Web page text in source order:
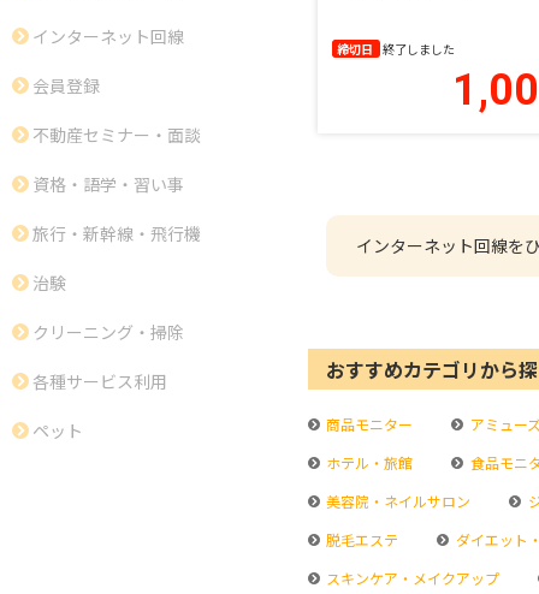
インターネット回線
会員登録
不動産セミナー・面談
資格・語学・習い事
旅行・新幹線・飛行機
治験
クリーニング・掃除
各種サービス利用
ペット
締切日 終了しました
インターネット回線を
おすすめカテゴリから
商品モニター
アミュー
ホテル・旅館
食品モニ
美容院・ネイルサロン
脱毛エステ
ダイエット
スキンケア・メイクアップ